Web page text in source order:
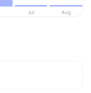
Jul Aug